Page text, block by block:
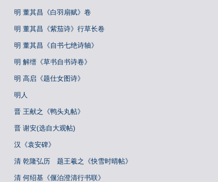
明 董其昌《白羽扇赋》卷
明 董其昌《紫茄诗》行草长卷
明 董其昌《自书七绝诗轴》
明 解缙《草书自书诗卷》
明 高启《题仕女图诗》
明人
晋 王献之《鸭头丸帖》
晋 谢安(选自大观帖)
汉《袁安碑》
清 乾隆弘历 题王羲之《快雪时晴帖》
清 何绍基《偃泊澄清行书联》